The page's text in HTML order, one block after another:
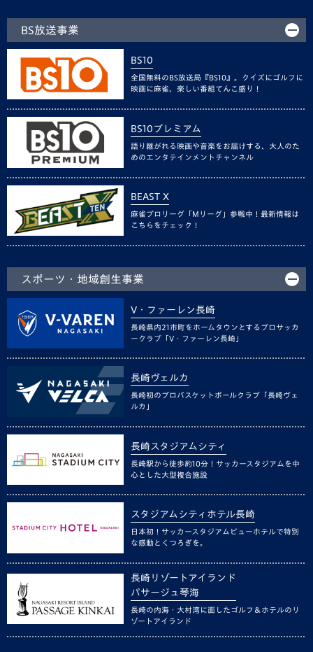
BS放送事業
BS10
全国無料のBS放送局『BS10』。クイズにゴルフに
映画に麻雀、楽しい番組てんこ盛り！
BS10プレミアム
語り継がれる映画や音楽をお届けする、大人のた
めのエンタテインメントチャンネル
BEAST X
麻雀プロリーグ「Mリーグ」参戦中！最新情報は
こちらをチェック！
スポーツ・地域創生事業
V・ファーレン長崎
長崎県内21市町をホームタウンとするプロサッカ
ークラブ「V・ファーレン長崎」
長崎ヴェルカ
長崎初のプロバスケットボールクラブ「長崎ヴェ
ルカ」
長崎スタジアムシティ
長崎駅から徒歩約10分！サッカースタジアムを中
心とした大型複合施設
スタジアムシティホテル長崎
日本初！サッカースタジアムビューホテルで特別
な感動とくつろぎを。
長崎リゾートアイランド
パサージュ琴海
長崎の内海・大村湾に面したゴルフ＆ホテルのリ
ゾートアイランド